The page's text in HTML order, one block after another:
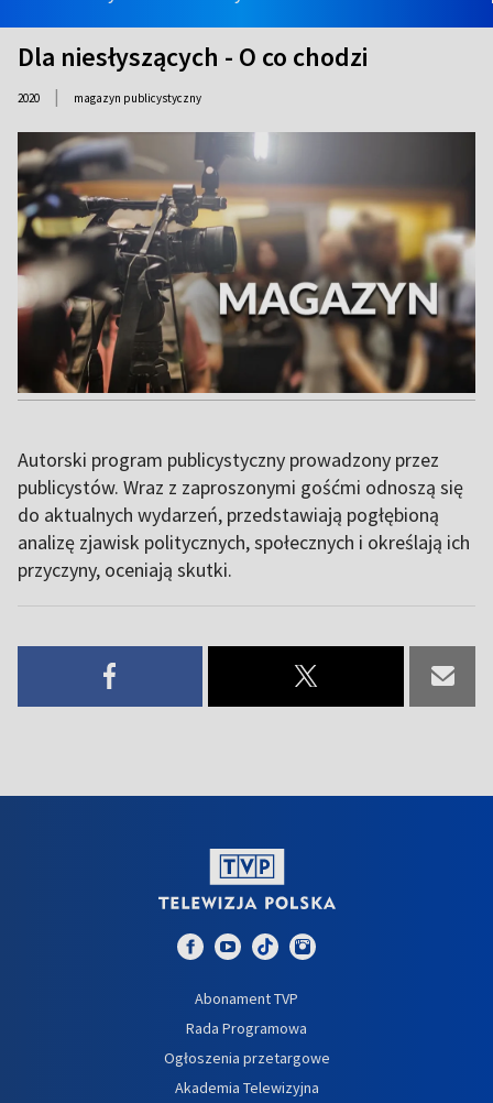
Dla niesłyszących - O co chodzi
2020 | magazyn publicystyczny
Autorski program publicystyczny prowadzony przez
publicystów. Wraz z zaproszonymi gośćmi odnoszą się
do aktualnych wydarzeń, przedstawiają pogłębioną
analizę zjawisk politycznych, społecznych i określają ich
przyczyny, oceniają skutki.
Abonament TVP
Rada Programowa
Ogłoszenia przetargowe
Akademia Telewizyjna